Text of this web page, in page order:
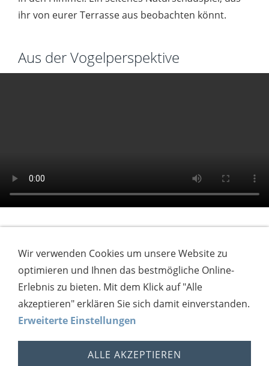
ihr von eurer Terrasse aus beobachten könnt.
Aus der Vogelperspektive
Urzelina - Übersicht Einkaufsmöglichkeiten und
Restaurants
Wir verwenden Cookies um unsere Website zu
optimieren und Ihnen das bestmögliche Online-
Erlebnis zu bieten. Mit dem Klick auf "Alle
akzeptieren" erklären Sie sich damit einverstanden.
Erweiterte Einstellungen
ALLE AKZEPTIEREN